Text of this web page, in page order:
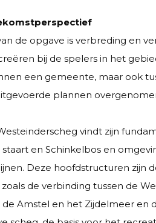
de opgave is verbreding en
bij de spelers in het
een gemeente, maar ook
plannen
vindt zijn
en Schinkelbos en
Deze hoofdstructuren zijn
de verbinding tussen de
Amstel en het Zijdelmeer